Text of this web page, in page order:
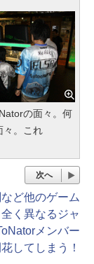
の面々。何
々。これ
次へ
ど他のゲーム
く異なるジャ
メンバー
してしまう！